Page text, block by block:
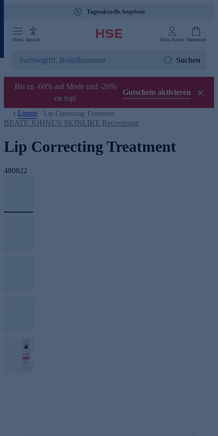
Tagesaktuelle Angebote
Menü Ansicht Mein Konto Warenkorb
Suchen
Bis zu -60% auf Mode und -20%
on top!
Gutschein aktivieren
Lippen Lip Correcting Treatment
BEATE JOHNEN SKINLIKE Recoverage
Lip Correcting Treatment
480822